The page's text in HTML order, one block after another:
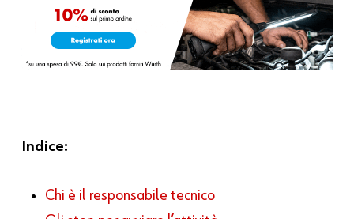
Indice:
Chi è il responsabile tecnico